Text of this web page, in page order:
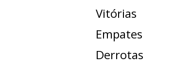
Vitórias
Empates
Derrotas